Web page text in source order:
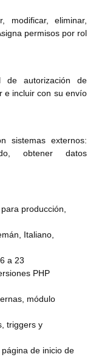
modificar, eliminar,
permisos por rol
de autorización de
e incluir con su envío
sistemas externos:
obtener datos
producción,
Italiano,
a 23
PHP
módulo
triggers y
de inicio de